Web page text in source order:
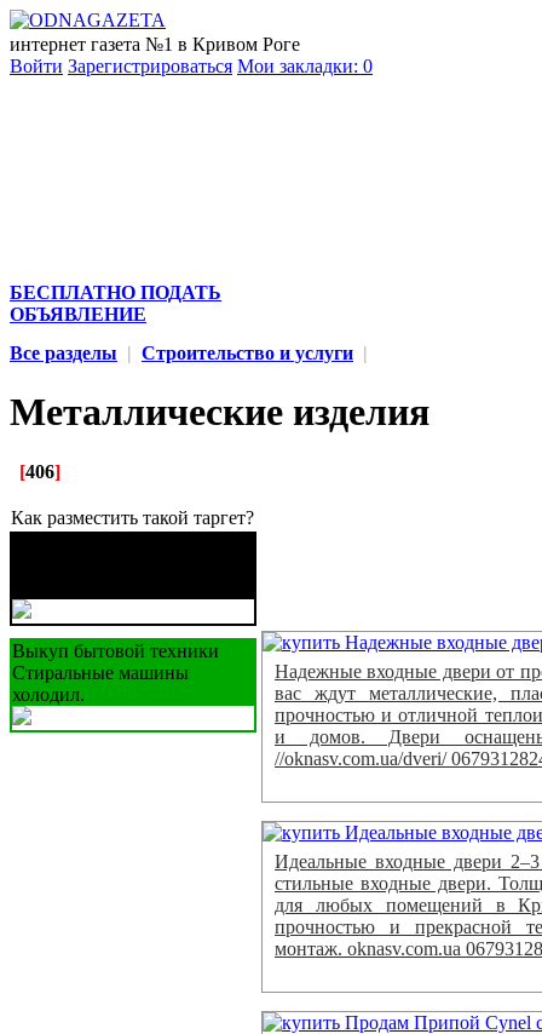
интернет газета №1 в Кривом Роге
Войти Зарегистрироваться Мои закладки: 0
БЕСПЛАТНО ПОДАТЬ
ОБЪЯВЛЕНИЕ
Все разделы | Строительство и услуги |
Металлические изделия
[406]
Как разместить такой таргет?
Выкуп бытовой техники
Стиральные машины
холодил.
Надежные входные двери от
вас ждут металлические,
прочностью и отличной
и домов. Двери
//oknasv.com.ua/dveri/
Идеальные входные двери
стильные входные двери.
для любых помещений в
прочностью и прекрасной
монтаж. oknasv.com.ua